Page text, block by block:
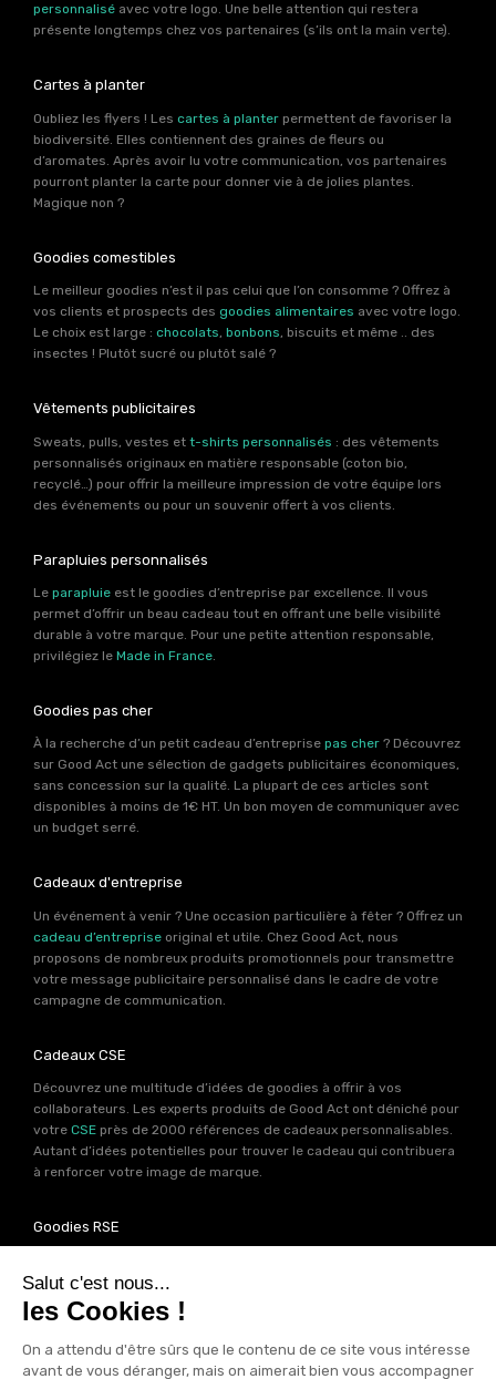
personnalisé avec votre logo. Une belle attention qui restera
présente longtemps chez vos partenaires (s’ils ont la main verte).
Cartes à planter
Oubliez les flyers ! Les cartes à planter permettent de favoriser la
biodiversité. Elles contiennent des graines de fleurs ou
d’aromates. Après avoir lu votre communication, vos partenaires
pourront planter la carte pour donner vie à de jolies plantes.
Magique non ?
Goodies comestibles
Le meilleur goodies n’est il pas celui que l’on consomme ? Offrez à
vos clients et prospects des goodies alimentaires avec votre logo.
Le choix est large : chocolats, bonbons, biscuits et même .. des
insectes ! Plutôt sucré ou plutôt salé ?
Vêtements publicitaires
Sweats, pulls, vestes et t-shirts personnalisés : des vêtements
personnalisés originaux en matière responsable (coton bio,
recyclé…) pour offrir la meilleure impression de votre équipe lors
des événements ou pour un souvenir offert à vos clients.
Parapluies personnalisés
Le parapluie est le goodies d’entreprise par excellence. Il vous
permet d’offrir un beau cadeau tout en offrant une belle visibilité
durable à votre marque. Pour une petite attention responsable,
privilégiez le Made in France.
Goodies pas cher
À la recherche d’un petit cadeau d’entreprise pas cher ? Découvrez
sur Good Act une sélection de gadgets publicitaires économiques,
sans concession sur la qualité. La plupart de ces articles sont
disponibles à moins de 1€ HT. Un bon moyen de communiquer avec
un budget serré.
Cadeaux d'entreprise
Un événement à venir ? Une occasion particulière à fêter ? Offrez un
cadeau d’entreprise original et utile. Chez Good Act, nous
proposons de nombreux produits promotionnels pour transmettre
votre message publicitaire personnalisé dans le cadre de votre
campagne de communication.
Cadeaux CSE
Découvrez une multitude d’idées de goodies à offrir à vos
collaborateurs. Les experts produits de Good Act ont déniché pour
votre CSE près de 2000 références de cadeaux personnalisables.
Autant d’idées potentielles pour trouver le cadeau qui contribuera
à renforcer votre image de marque.
Goodies RSE
tombe bien ! Un grand nombre de produits présents sur Good Act
sont fabriqués en France et en Europe.
permet de trouver un goodies parfait pour votre campagne de
communication. Des produits fabriqués avec amour dans de
bonnes conditions et un impact limité sur la planête.